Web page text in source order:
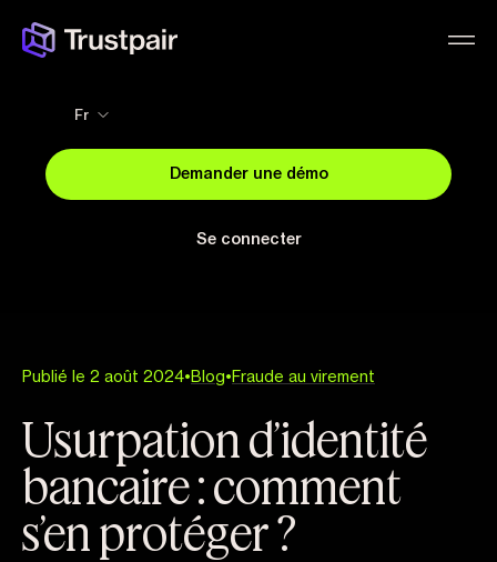
Demander une démo
Se connecter
Fr
Publié le 2 août 2024• Blog• Fraude au virement
Usurpation d’identité
bancaire : comment
s’en protéger ?